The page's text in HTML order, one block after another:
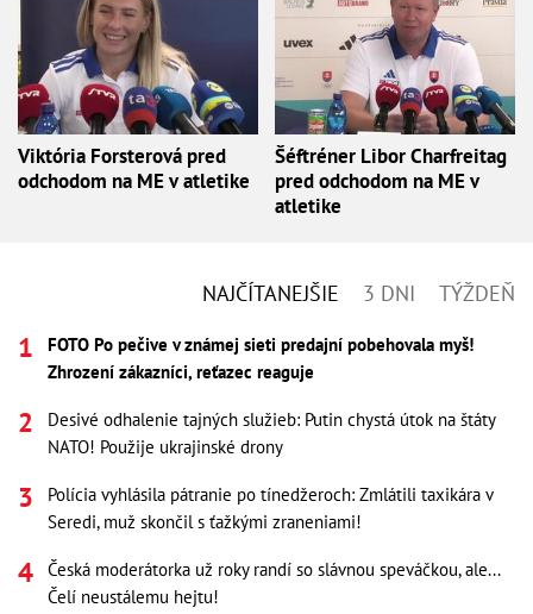
Viktória Forsterová pred
odchodom na ME v atletike
Šéftréner Libor Charfreitag
pred odchodom na ME v
atletike
NAJČÍTANEJŠIE 3 DNI TÝŽDEŇ
FOTO Po pečive v známej sieti predajní pobehovala myš!
Zhrození zákazníci, reťazec reaguje
Desivé odhalenie tajných služieb: Putin chystá útok na štáty
NATO! Použije ukrajinské drony
Polícia vyhlásila pátranie po tínedžeroch: Zmlátili taxikára v
Seredi, muž skončil s ťažkými zraneniami!
Česká moderátorka už roky randí so slávnou speváčkou, ale...
Čelí neustálemu hejtu!